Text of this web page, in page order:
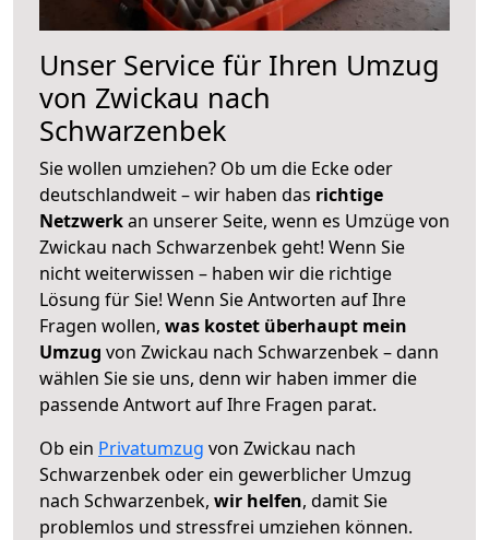
Unser Service für Ihren Umzug
von Zwickau nach
Schwarzenbek
Sie wollen umziehen? Ob um die Ecke oder
deutschlandweit – wir haben das richtige
Netzwerkan unserer Seite, wenn es Umzüge von
Zwickau nach Schwarzenbek geht! Wenn Sie
nicht weiterwissen – haben wir die richtige
Lösung für Sie! Wenn Sie Antworten auf Ihre
Fragen wollen, was kostet überhaupt mein
Umzug von Zwickau nach Schwarzenbek – dann
wählen Sie sie uns, denn wir haben immer die
passende Antwort auf Ihre Fragen parat.
Ob ein Privatumzug von Zwickau nach
Schwarzenbek oder ein gewerblicher Umzug
nach Schwarzenbek, wir helfen, damit Sie
problemlos und stressfrei umziehen können.